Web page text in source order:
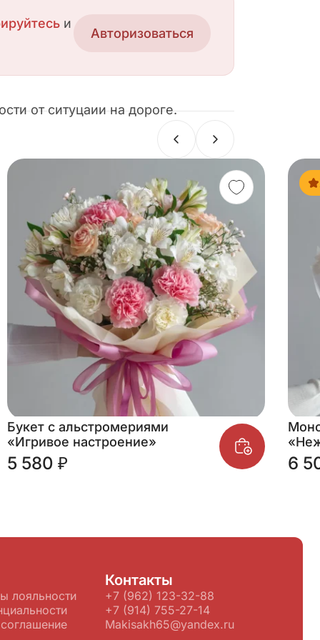
и
Авторизоваться
от ситуцаии на дороге.
Букет с альстромериями
«Игривое настроение»
5 580 ₽ 6
лояльности
Контакты
+7 (962) 123-32-88
+7 (914) 755-27-14
Makisakh65@yandex.ru